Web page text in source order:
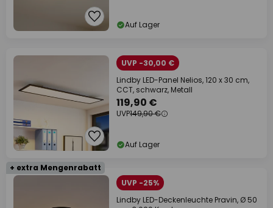
Auf Lager
UVP -30,00 €
Lindby LED-Panel Nelios, 120 x 30 cm,
CCT, schwarz, Metall
119,90 €
UVP149,90 €
Auf Lager
+ extra Mengenrabatt
UVP -25%
Lindby LED-Deckenleuchte Pravin, Ø 50